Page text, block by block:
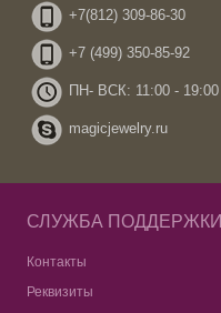
+7(812) 309-86-30
+7 (499) 350-85-92
ПН- ВСК: 11:00 - 19:00
magicjewelry.ru
СЛУЖБА ПОДДЕРЖКИ
Контакты
Реквизиты